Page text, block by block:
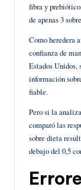
fibra y
de apenas 3
Como heredera
confianza de
Estados Unidos,
información
fiable.
Pero si la
comparó las
sobre dieta
debajo del 0,5